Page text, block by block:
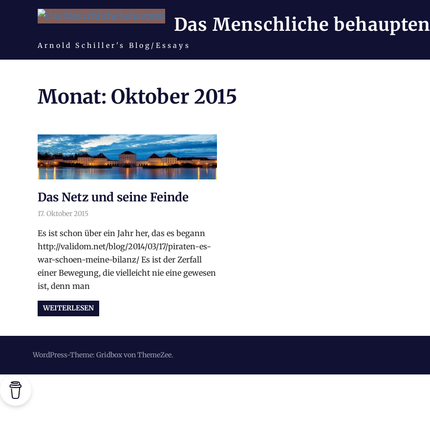
Das Menschliche behaupten
Arnold Schiller's Blog/Essays
Monat: Oktober 2015
Das Netz und seine Feinde
17. Oktober 2015
Es ist schon über ein Jahr her, das es begann
http://validom.net/blog/2014/03/17/piraten-es-
war-schoen-meine-bilanz/ Es ist der Zerfall
einer Bewegung, die vielleicht nie eine gewesen
ist, denn man
WEITERLESEN
WordPress-Theme: Gridbox von ThemeZee.